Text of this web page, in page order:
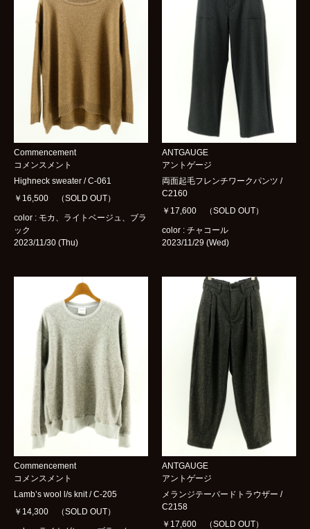
Commencement
コメンスメント
Highneck sweater / C-061
￥16,500 （SOLD OUT）
color : モカ、ライトベージュ、ブラ
ック
2023/11/30 (Thu)
ANTGAUGE
アントゲージ
両面起毛フレンチワークパンツ /
C2160
￥17,600 （SOLD OUT）
color : チャコール
2023/11/29 (Wed)
Commencement
コメンスメント
Lamb’s wool l/s knit / C-205
￥14,300 （SOLD OUT）
ANTGAUGE
アントゲージ
メランジテーパードトラウザー /
C2158
￥17,600 （SOLD OUT）